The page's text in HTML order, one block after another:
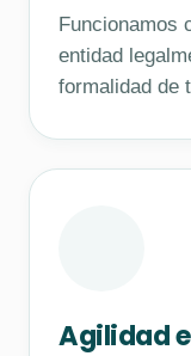
Funcionamos
entidad
formalidad de
Agilidad